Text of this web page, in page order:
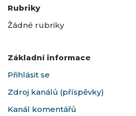
Rubriky
Žádné rubriky
Základní informace
Přihlásit se
Zdroj kanálů (příspěvky)
Kanál komentářů